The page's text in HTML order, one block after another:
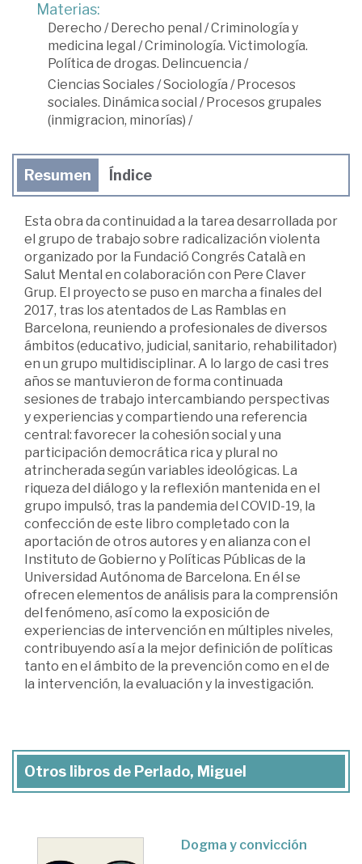
Materias:
Derecho /Derecho penal /Criminología y
medicina legal /Criminología. Victimología.
Política de drogas. Delincuencia /
Ciencias Sociales/Sociología /Procesos
sociales. Dinámica social /Procesos grupales
(inmigracion, minorías) /
Resumen Índice
Esta obra da continuidad a la tarea desarrollada por
el grupo de trabajo sobre radicalización violenta
organizado por la Fundació Congrés Català en
Salut Mental en colaboración con Pere Claver
Grup. El proyecto se puso en marcha a finales del
2017, tras los atentados de Las Ramblas en
Barcelona, reuniendo a profesionales de diversos
ámbitos (educativo, judicial, sanitario, rehabilitador)
en un grupo multidisciplinar. A lo largo de casi tres
años se mantuvieron de forma continuada
sesiones de trabajo intercambiando perspectivas
y experiencias y compartiendo una referencia
central: favorecer la cohesión social y una
participación democrática rica y plural no
atrincherada según variables ideológicas. La
riqueza del diálogo y la reflexión mantenida en el
grupo impulsó, tras la pandemia del COVID-19, la
confección de este libro completado con la
aportación de otros autores y en alianza con el
Instituto de Gobierno y Políticas Públicas de la
Universidad Autónoma de Barcelona. En él se
ofrecen elementos de análisis para la comprensión
del fenómeno, así como la exposición de
experiencias de intervención en múltiples niveles,
contribuyendo así a la mejor definición de políticas
tanto en el ámbito de la prevención como en el de
la intervención, la evaluación y la investigación.
Otros libros de Perlado, Miguel
Dogma y convicción